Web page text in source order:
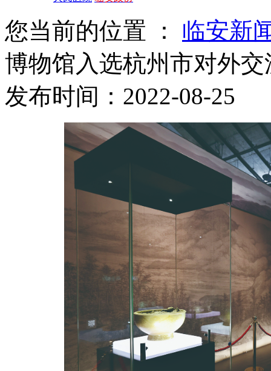
您当前的位置 ： 临安新
博物馆入选杭州市对外
发布时间：2022-08-25